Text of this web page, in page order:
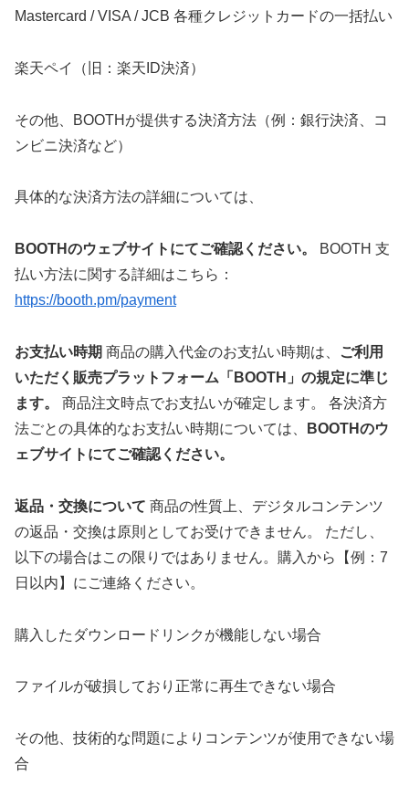
Mastercard / VISA / JCB 各種クレジットカードの一括払い
楽天ペイ（旧：楽天ID決済）
その他、BOOTHが提供する決済方法（例：銀行決済、コ
ンビニ決済など）
具体的な決済方法の詳細については、
BOOTHのウェブサイトにてご確認ください。
BOOTH 支
払い方法に関する詳細はこちら：
https://booth.pm/payment
お支払い時期 商品の購入代金のお支払い時期は、
ご利用
いただく販売プラットフォーム「BOOTH」の規定に準じ
ます。
商品注文時点でお支払いが確定します。 各決済方
法ごとの具体的なお支払い時期については、
BOOTHのウ
ェブサイトにてご確認ください。
返品・交換について 商品の性質上、デジタルコンテンツ
の返品・交換は原則としてお受けできません。 ただし、
以下の場合はこの限りではありません。購入から【例：7
日以内】にご連絡ください。
購入したダウンロードリンクが機能しない場合
ファイルが破損しており正常に再生できない場合
その他、技術的な問題によりコンテンツが使用できない場
合